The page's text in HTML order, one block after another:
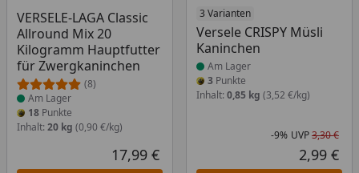
VERSELE-LAGA Classic
Allround Mix 20
Kilogramm Hauptfutter
für Zwergkaninchen
(8)
Produkt am Lager
Am Lager
18 Punkte
Inhalt: 20 kg (0,90 €/kg)
Aktueller Preis
17,99 €
3 Varianten
Versele CRISPY Müsli
Kaninchen
Produkt am Lager
Am Lager
3 Punkte
Inhalt: 0,85 kg (3,52 €/kg)
-9% UVP3,30 €
2,99 €